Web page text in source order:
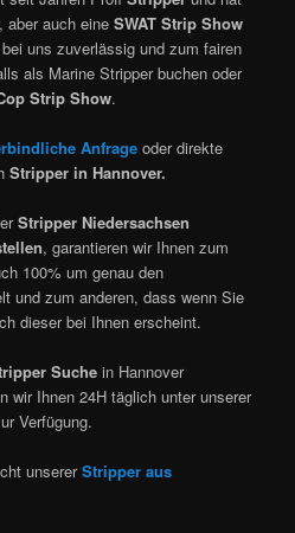
aber auch eineSWAT Strip Show
uns zuverlässig und zum fairen
als Marine Stripper buchen oder
Strip Show.
Anfrage oder direkte
Stripper in Hannover.
Stripper Niedersachsen
, garantieren wir Ihnen zum
100% um genau den
und zum anderen, dass wenn Sie
dieser bei Ihnen erscheint.
Suche in Hannover
wir Ihnen 24H täglich unter unserer
Verfügung.
unsererStripper aus